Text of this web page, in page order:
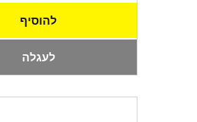
להוסיף
לעגלה